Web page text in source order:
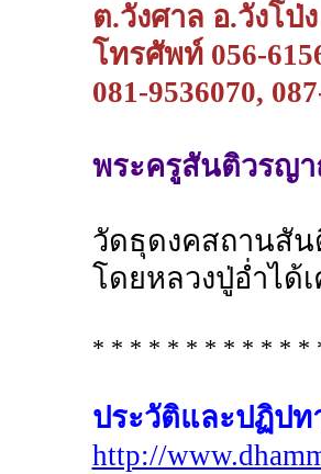
ต.วังศาล อ.วังโป่
โทรศัพท์ 056-
081-9536070,
พระครูสันติวรญ
วัดธุดงคสถานสั
โดยหลวงปู่อ่ำได้
* * * * * * * * * * * *
ประวัติและปฏิปท
http://